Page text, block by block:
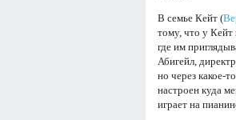
В семье Кейт (
тому, что у Кейт
где им
Абигейл,
но через какое-
настроен куда
играет на